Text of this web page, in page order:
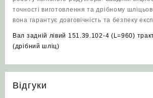
точності виготовлення та дрібному
вона гарантує довговічність та безпеку
Вал задній лівий 151.39.102-4 (L=960)
(дрібний шліц)
Відгуки